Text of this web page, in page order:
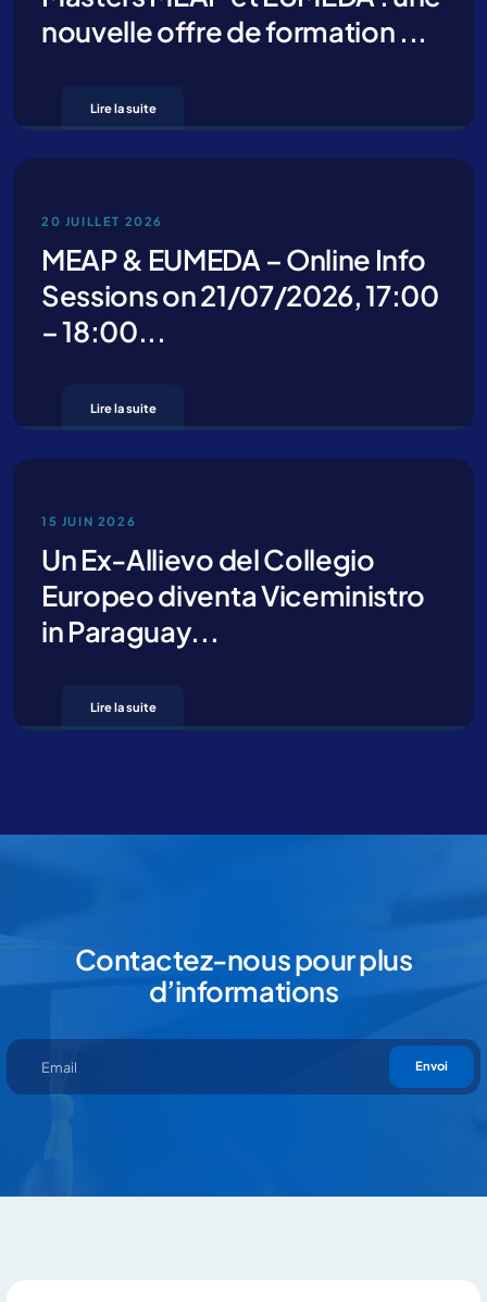
nouvelle offre de formation ...
Lire la suite
20 JUILLET 2026
MEAP & EUMEDA – Online Info
Sessions on 21/07/2026, 17:00
– 18:00...
Lire la suite
15 JUIN 2026
Un Ex-Allievo del Collegio
Europeo diventa Viceministro
in Paraguay...
Lire la suite
Contactez-nous pour plus
d’informations
Envoi